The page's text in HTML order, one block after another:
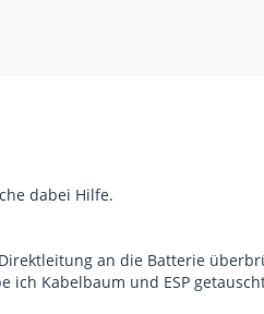
dabei Hilfe.
an die Batterie
Kabelbaum und ESP